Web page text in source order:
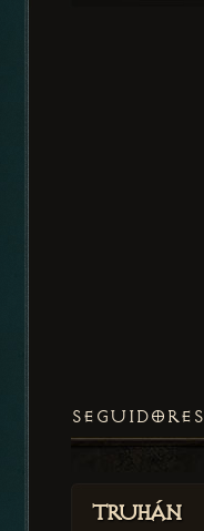
SEGUIDORES
Truhán